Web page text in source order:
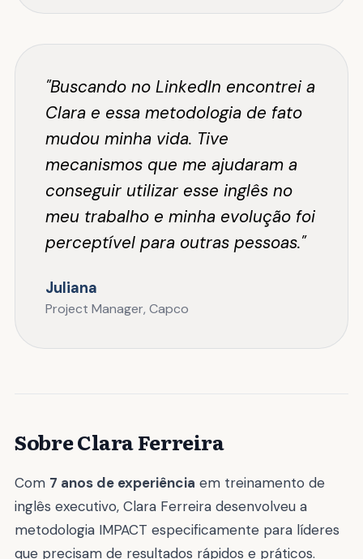
"Buscando no LinkedIn encontrei a
Clara e essa metodologia de fato
mudou minha vida. Tive
mecanismos que me ajudaram a
conseguir utilizar esse inglês no
meu trabalho e minha evolução foi
perceptível para outras pessoas."
Juliana
Project Manager, Capco
Sobre Clara Ferreira
Com 7 anos de experiência em treinamento de
inglês executivo, Clara Ferreira desenvolveu a
metodologia IMPACT especificamente para líderes
que precisam de resultados rápidos e práticos.